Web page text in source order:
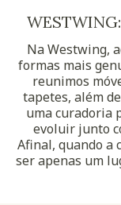
Na Westwing,
formas mais
reunimos
tapetes, além
uma curadoria
evoluir junto
Afinal, quando a
ser apenas um